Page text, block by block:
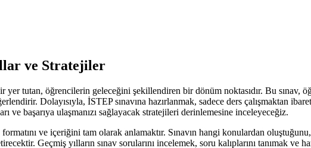
ve Stratejiler
yer tutan, öğrencilerin geleceğini şekillendiren bir dönüm noktasıdır. Bu
Dolayısıyla, İSTEP sınavına hazırlanmak, sadece ders çalışmaktan
ve başarıya ulaşmanızı sağlayacak stratejileri derinlemesine inceleyeceğiz.
formatını ve içeriğini tam olarak anlamaktır. Sınavın hangi konulardan
Geçmiş yılların sınav sorularını incelemek, soru kalıplarını tanımak ve